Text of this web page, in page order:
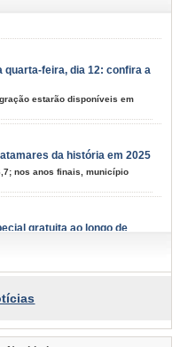
quarta-feira, dia 12: confira a
estarão disponíveis em
da história em 2025
nos anos finais, município
gratuita ao longo de
natureza e criatividade para